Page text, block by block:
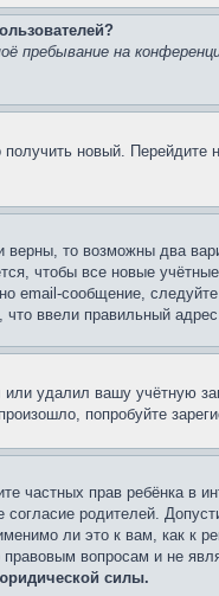
пребывание на
новый.
то возможны два
чтобы все новые
email-сообщение,
ввели правильный
или удалил вашу учётную
попробуйте
частных прав ребёнка в
родителей.
ли это к вам, как к
вопросам и не
силы.